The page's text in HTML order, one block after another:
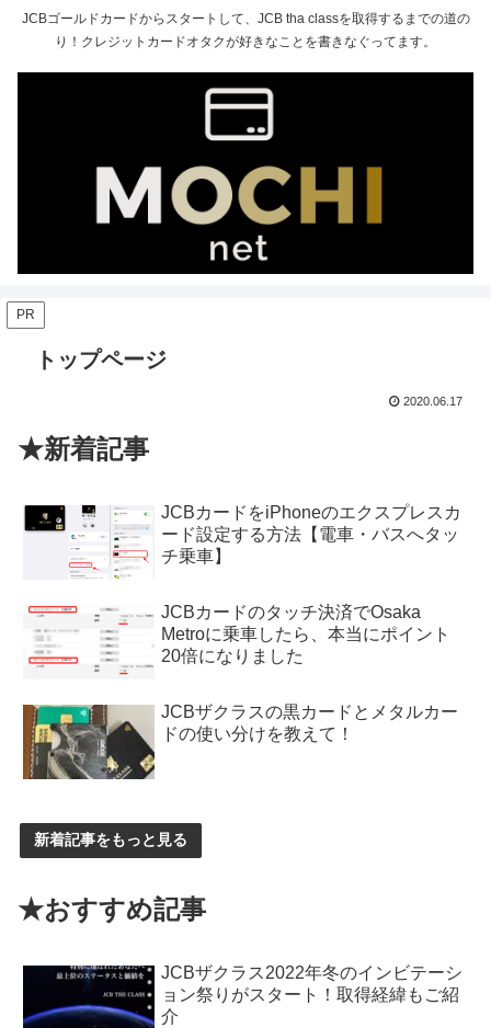
JCBゴールドカードからスタートして、JCB tha classを取得するまでの道の
り！クレジットカードオタクが好きなことを書きなぐってます。
PR
トップページ
2020.06.17
★新着記事
JCBカードをiPhoneのエクスプレスカ
ード設定する方法【電車・バスへタッ
チ乗車】
JCBカードのタッチ決済でOsaka
Metroに乗車したら、本当にポイント
20倍になりました
JCBザクラスの黒カードとメタルカー
ドの使い分けを教えて！
新着記事をもっと見る
★おすすめ記事
JCBザクラス2022年冬のインビテーシ
ョン祭りがスタート！取得経緯もご紹
介